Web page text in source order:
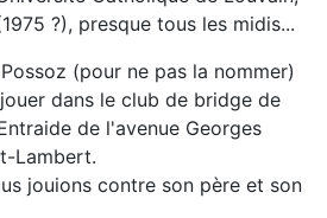
?), presque tous les midis...
(pour ne pas la nommer)
dans le club de bridge de
de l'avenue Georges
Lambert.
jouions contre son père et son